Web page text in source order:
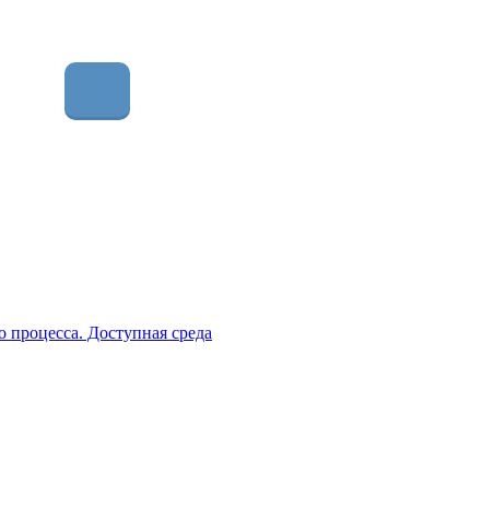
процесса. Доступная среда